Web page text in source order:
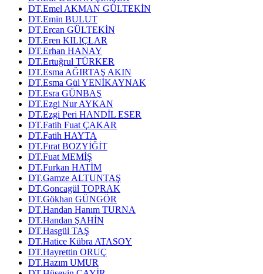
DT.Emel AKMAN GÜLTEKİN
DT.Emin BULUT
DT.Ercan GÜLTEKİN
DT.Eren KILIÇLAR
DT.Erhan HANAY
DT.Ertuğrul TÜRKER
DT.Esma AĞIRTAŞ AKIN
DT.Esma Gül YENİKAYNAK
DT.Esra GÜNBAŞ
DT.Ezgi Nur AYKAN
DT.Ezgi Peri HANDİL ESER
DT.Fatih Fuat ÇAKAR
DT.Fatih HAYTA
DT.Fırat BOZYİĞİT
DT.Fuat MEMİŞ
DT.Furkan HATİM
DT.Gamze ALTUNTAŞ
DT.Goncagül TOPRAK
DT.Gökhan GÜNGÖR
DT.Handan Hanım TURNA
DT.Handan ŞAHİN
DT.Hasgül TAŞ
DT.Hatice Kübra ATASOY
DT.Hayrettin ORUÇ
DT.Hazım UMUR